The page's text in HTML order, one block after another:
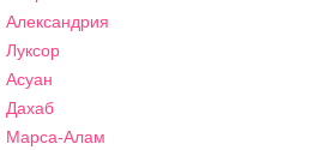
Александрия
Луксор
Асуан
Дахаб
Марса-Алам